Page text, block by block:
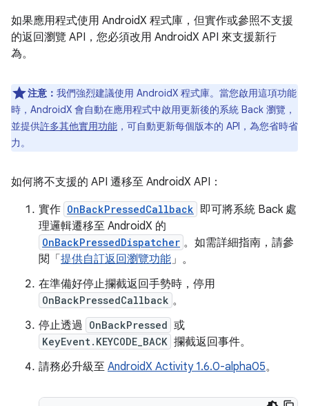
如果應用程式使用 AndroidX 程式庫，但實作或參照不支援
的返回瀏覽 API，您必須改用 AndroidX API 來支援新行
為。
注意： 我們強烈建議使用 AndroidX 程式庫。當您啟用這項功能
時，AndroidX 會自動在應用程式中啟用更新後的系統 Back 瀏覽，
並提供許多其他實用功能 ，可自動更新每個版本的 API，為您省時省
力。
如何將不支援的 API 遷移至 AndroidX API：
實作 OnBackPressedCallback 即可將系統 Back 處
理邏輯遷移至 AndroidX 的
OnBackPressedDispatcher 。如需詳細指南，請參
閱「提供自訂返回瀏覽功能 」。
在準備好停止攔截返回手勢時，停用
OnBackPressedCallback 。
停止透過
OnBackPressed 或
KeyEvent.KEYCODE_BACK 攔截返回事件。
請務必升級至 AndroidX Activity 1.6.0-alpha05。